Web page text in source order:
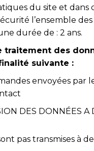
du site et dans
l’ensemble
durée de : 2 ans.
traitement des
suivante :
envoyées par
DES DONNÉES A
pas transmises à